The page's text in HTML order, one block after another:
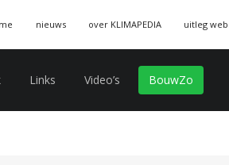
nieuws over KLIMAPEDIA uitleg
Links Video’s BouwZo